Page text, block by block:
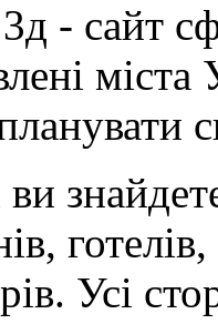
- сайт
ви
Усі